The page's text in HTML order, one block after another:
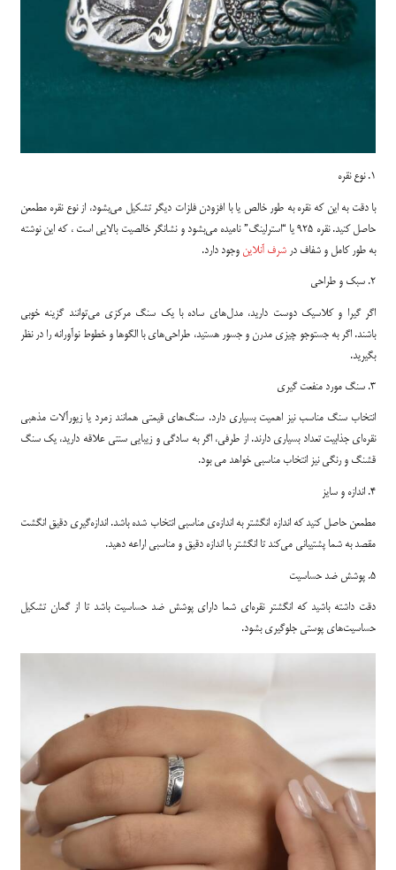
1. نوع نقره
با دقت به این که نقره به طور خالص یا با افزودن فلزات دیگر تشکیل می‌بشود، از نوع نقره مطمعن
حاصل کنید. نقره 925 یا “استرلینگ” نامیده می‌بشود و نشانگر خالصیت بالایی است ، که این نوشته
به طور کامل و شفاف در شرف آنلاین وجود دارد.
2. سبک و طراحی
اگر گیرا و کلاسیک دوست دارید، مدل‌های ساده با یک سنگ مرکزی می‌توانند گزینه خوبی
باشند. اگر به جستوجو چیزی مدرن و جسور هستید، طراحی‌های با الگوها و خطوط نوآورانه را در نظر
بگیرید.
3. سنگ مورد منفعت گیری
انتخاب سنگ مناسب نیز اهمیت بسیاری دارد. سنگ‌های قیمتی همانند زمرد یا زیورآلات مذهبی
نقره‌ای جذابیت تعداد بسیاری دارند. از طرفی، اگر به سادگی و زیبایی سنتی علاقه دارید، یک سنگ
قشنگ و رنگی نیز انتخاب مناسبی خواهد می بود.
4. اندازه و سایز
مطمعن حاصل کنید که اندازه انگشتر به اندازه‌ی مناسبی انتخاب شده باشد. اندازه‌گیری دقیق انگشت
مقصد به شما پشتیبانی می‌کند تا انگشتر با اندازه دقیق و مناسبی اراعه دهید.
5. پوشش ضد حساسیت
دقت داشته باشید که انگشتر نقره‌ای شما دارای پوشش ضد حساسیت باشد تا از گمان تشکیل
حساسیت‌های پوستی جلوگیری بشود.